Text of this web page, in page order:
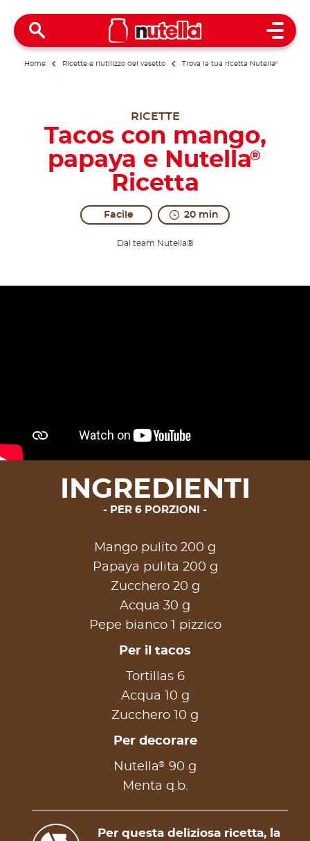
Open
Home Ricette e riutilizzo del vasetto Trova la tua ricetta Nutella®
RICETTE
Tacos con mango,
papaya e Nutella®
Ricetta
Facile 20 min
Dal team Nutella®
INGREDIENTI
PER 6 PORZIONI
Mango pulito 200 g
Papaya pulita 200 g
Zucchero 20 g
Acqua 30 g
Pepe bianco 1 pizzico
Per il tacos
Tortillas 6
Acqua 10 g
Zucchero 10 g
Per decorare
Nutella® 90 g
Menta q.b.
Per questa deliziosa ricetta, la